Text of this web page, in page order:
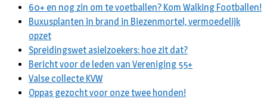
60+ en nog zin om te voetballen? Kom Walking Footballen!
Buxusplanten in brand in Biezenmortel, vermoedelijk
opzet
Spreidingswet asielzoekers: hoe zit dat?
Bericht voor de leden van Vereniging 55+
Valse collecte KVW
Oppas gezocht voor onze twee honden!